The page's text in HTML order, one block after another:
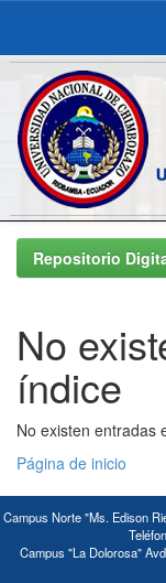
Skip
navigationRepositorio
No
índice
No existen entradas
Página de inicio
Campus Norte "Ms. Edison
Campus "La Dolorosa"